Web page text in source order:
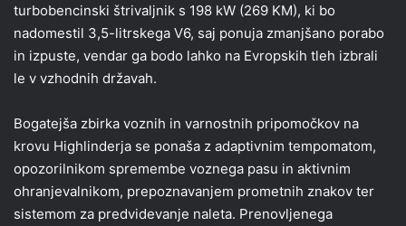
turbobencinski štrivaljnik s 198 kW (269 KM), ki bo
nadomestil 3,5-litrskega V6, saj ponuja zmanjšano porabo
in izpuste, vendar ga bodo lahko na Evropskih tleh izbrali
le v vzhodnih državah.
Bogatejša zbirka voznih in varnostnih pripomočkov na
krovu Highlinderja se ponaša z adaptivnim tempomatom,
opozorilnikom spremembe voznega pasu in aktivnim
ohranjevalnikom, prepoznavanjem prometnih znakov ter
sistemom za predvidevanje naleta. Prenovljenega